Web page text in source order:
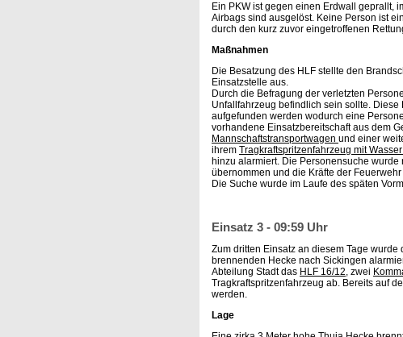
Ein PKW ist gegen einen Erdwall geprallt,
Airbags sind ausgelöst. Keine Person ist
durch den kurz zuvor eingetroffenen
Maßnahmen
Die Besatzung des HLF stellte den
Einsatzstelle aus.
Durch die Befragung der verletzten
Unfallfahrzeug befindlich sein sollte.
aufgefunden werden wodurch eine
vorhandene Einsatzbereitschaft aus dem
Mannschaftstransportwagen und einer
ihrem Tragkraftspritzenfahrzeug mit
hinzu alarmiert. Die Personensuche
übernommen und die Kräfte der
Die Suche wurde im Laufe des späten
Einsatz 3 - 09:59 Uhr
Zum dritten Einsatz an diesem Tage
brennenden Hecke nach Sickingen
Abteilung Stadt das HLF 16/12, zwei
Tragkraftspritzenfahrzeug ab. Bereits auf
werden.
Lage